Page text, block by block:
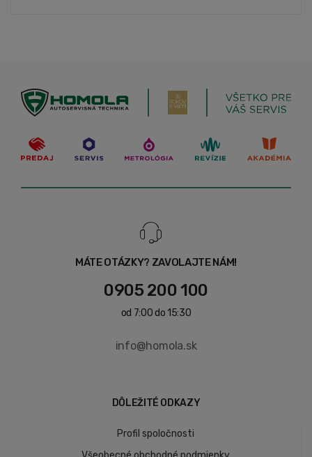
MÁTE OTÁZKY? ZAVOLAJTE NÁM!
0905 200 100
od 7:00 do 15:30
info@homola.sk
DÔLEŽITÉ ODKAZY
Profil spoločnosti